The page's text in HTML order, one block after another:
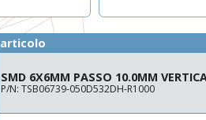
articolo
SMD 6X6MM PASSO 10.0MM
P/N: TSB06739-050D532DH-R1000